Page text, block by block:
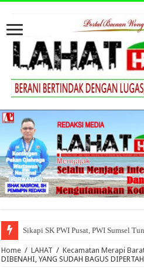
Sikapi SK PWI Pusat, PWI Sumsel
Home / LAHAT / Kecamatan Merapi
DIBENAHI, YANG SUDAH BAGUS